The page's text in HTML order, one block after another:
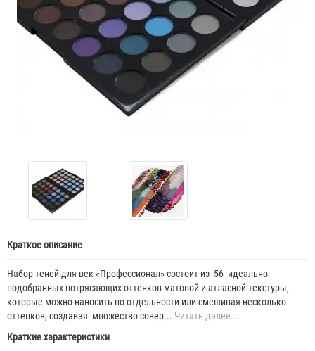
Краткое описание
Набор теней для век «Профессионал» состоит из 56 идеально
подобранных потрясающих оттенков матовой и атласной текстуры,
которые можно наносить по отдельности или смешивая несколько
оттенков, создавая множество совер... Читать далее...
Краткие характеристики